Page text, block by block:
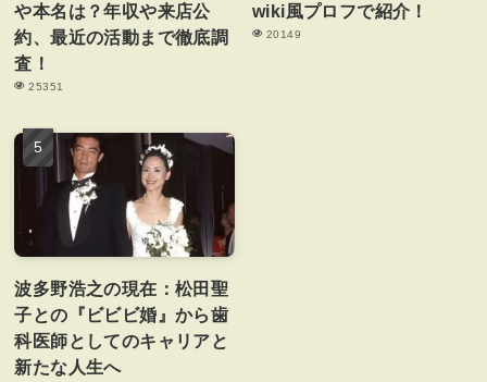
や本名は？年収や来店公
約、最近の活動まで徹底調
査！
25351
wiki風プロフで紹介！
20149
波多野浩之の現在：松田聖
子との『ビビビ婚』から歯
科医師としてのキャリアと
新たな人生へ